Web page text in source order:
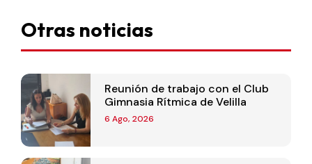
Otras noticias
Reunión de trabajo con el Club
Gimnasia Rítmica de Velilla
6 Ago, 2026